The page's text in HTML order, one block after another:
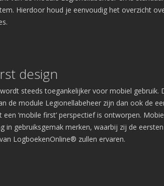
Hierdoor houd je eenvoudig het overzicht
design
steeds toegankelijker voor mobiel gebruik.
de module Legionellabeheer zijn dan ook de
‘mobile first’ perspectief is ontworpen.
in gebruiksgemak merken, waarbij zij de
LogboekenOnline® zullen ervaren.